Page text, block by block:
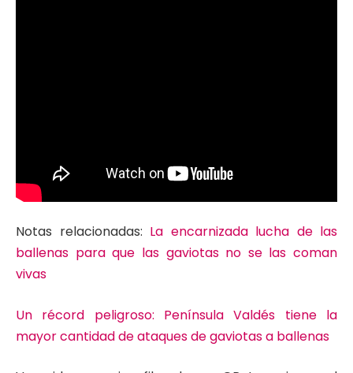
Notas relacionadas: La encarnizada lucha de las
ballenas para que las gaviotas no se las coman
vivas
Un récord peligroso: Península Valdés tiene la
mayor cantidad de ataques de gaviotas a ballenas